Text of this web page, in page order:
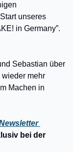
unseres
Sebastian über
wieder mehr
Machen in
bei der